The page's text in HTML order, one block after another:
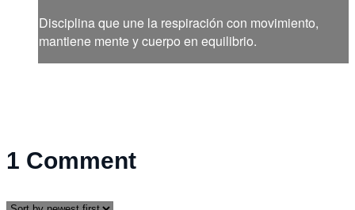
Disciplina que une la respiración con movimiento,
mantiene mente y cuerpo en equilibrio.
1 Comment